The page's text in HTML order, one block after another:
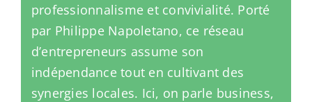
professionnalisme et convivialité. Porté
par Philippe Napoletano, ce réseau
d’entrepreneurs assume son
indépendance tout en cultivant des
synergies locales. Ici, on parle business,